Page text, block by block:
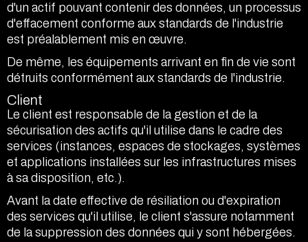
d'un actif pouvant contenir des données, un processus
d'effacement conforme aux standards de l'industrie
est préalablement mis en œuvre.
De même, les équipements arrivant en fin de vie sont
détruits conformément aux standards de l'industrie.
Client
Le client est responsable de la gestion et de la
sécurisation des actifs qu'il utilise dans le cadre des
services (instances, espaces de stockages, systèmes
et applications installées sur les infrastructures mises
à sa disposition, etc.).
Avant la date effective de résiliation ou d'expiration
des services qu'il utilise, le client s'assure notamment
de la suppression des données qui y sont hébergées.